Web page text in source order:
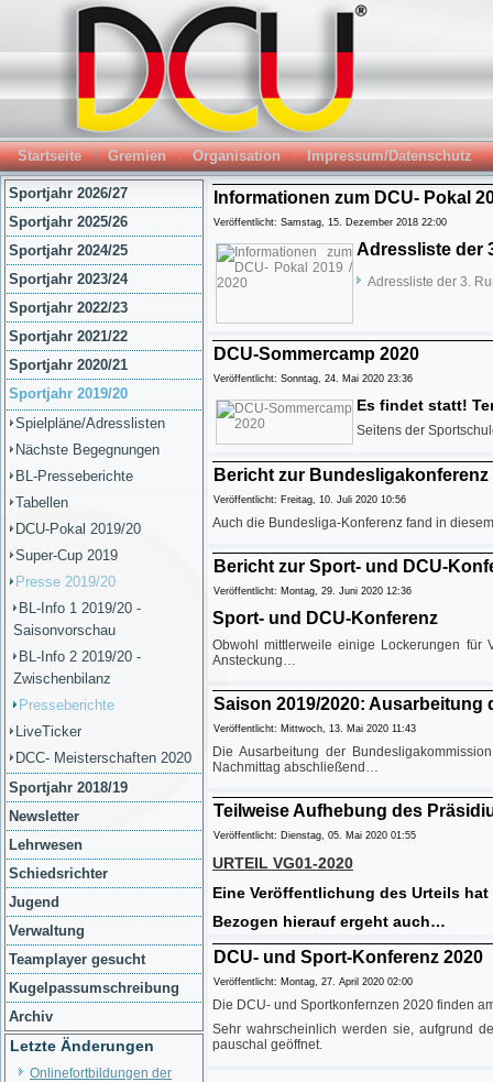
Startseite Gremien Organisation Impressum/Datenschutz
Sportjahr 2026/27
Sportjahr 2025/26
Sportjahr 2024/25
Sportjahr 2023/24
Sportjahr 2022/23
Sportjahr 2021/22
Sportjahr 2020/21
Sportjahr 2019/20
Spielpläne/Adresslisten
Nächste Begegnungen
BL-Presseberichte
Tabellen
DCU-Pokal 2019/20
Super-Cup 2019
Presse 2019/20
BL-Info 1 2019/20 -
Saisonvorschau
BL-Info 2 2019/20 -
Zwischenbilanz
Presseberichte
LiveTicker
DCC- Meisterschaften 2020
Sportjahr 2018/19
Newsletter
Lehrwesen
Schiedsrichter
Jugend
Verwaltung
Teamplayer gesucht
Kugelpassumschreibung
Archiv
Letzte Änderungen
Onlinefortbildungen der
Informationen zum DCU- Pokal
Veröffentlicht: Samstag, 15. Dezember 2018 22:00
Adressliste der
Adressliste der 3.
DCU-Sommercamp 2020
Veröffentlicht: Sonntag, 24. Mai 2020 23:36
Es findet statt!
Seitens der
Bericht zur
Veröffentlicht: Freitag, 10. Juli 2020 10:56
Auch die Bundesliga-Konferenz fand in
Bericht zur Sport- und DCU-
Veröffentlicht: Montag, 29. Juni 2020 12:36
Sport- und DCU-Konferenz
Obwohl mittlerweile einige Lockerungen für
Ansteckung…
Saison 2019/2020:
Veröffentlicht: Mittwoch, 13. Mai 2020 11:43
Die Ausarbeitung der
Nachmittag abschließend…
Teilweise Aufhebung des
Veröffentlicht: Dienstag, 05. Mai 2020 01:55
URTEIL VG01-2020
Eine Veröffentlichung des Urteils
Bezogen hierauf ergeht auch…
DCU- und Sport-Konferenz 2020
Veröffentlicht: Montag, 27. April 2020 02:00
Die DCU- und Sportkonfernzen 2020 finden
Sehr wahrscheinlich werden sie, aufgrund
pauschal geöffnet.